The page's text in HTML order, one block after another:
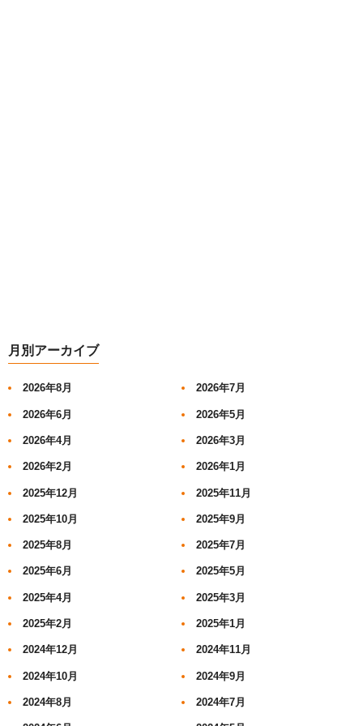
月別アーカイブ
2026年8月 2026年7月
2026年6月 2026年5月
2026年4月 2026年3月
2026年2月 2026年1月
2025年12月 2025年11月
2025年10月 2025年9月
2025年8月 2025年7月
2025年6月 2025年5月
2025年4月 2025年3月
2025年2月 2025年1月
2024年12月 2024年11月
2024年10月 2024年9月
2024年8月 2024年7月